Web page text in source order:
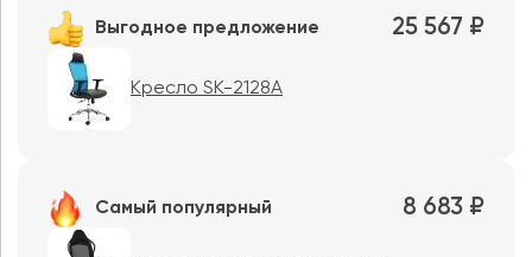
Выгодное предложение 25 567 ₽
Кресло SK-2128A
Самый популярный 8 683 ₽